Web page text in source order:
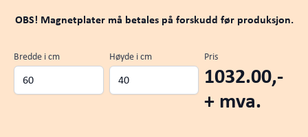
OBS! Magnetplater må betales på forskudd før produksjon.
Bredde i cm Høyde i cm Pris
1032.00,-
+ mva.